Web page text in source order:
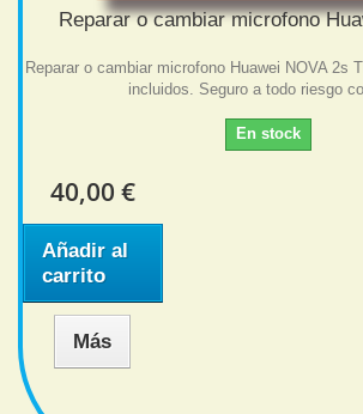
Reparar o cambiar microfono
Reparar o cambiar microfono Huawei NOVA 2s
incluidos. Seguro a todo riesgo
En stock
40,00 €
Añadir al
carrito
Más